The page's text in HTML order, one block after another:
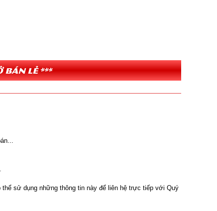
lẻ ***
sử dụng những thông tin này để liên hệ trực tiếp với Quý